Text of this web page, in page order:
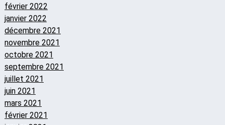
février 2022
janvier 2022
décembre 2021
novembre 2021
octobre 2021
septembre 2021
juillet 2021
juin 2021
mars 2021
février 2021